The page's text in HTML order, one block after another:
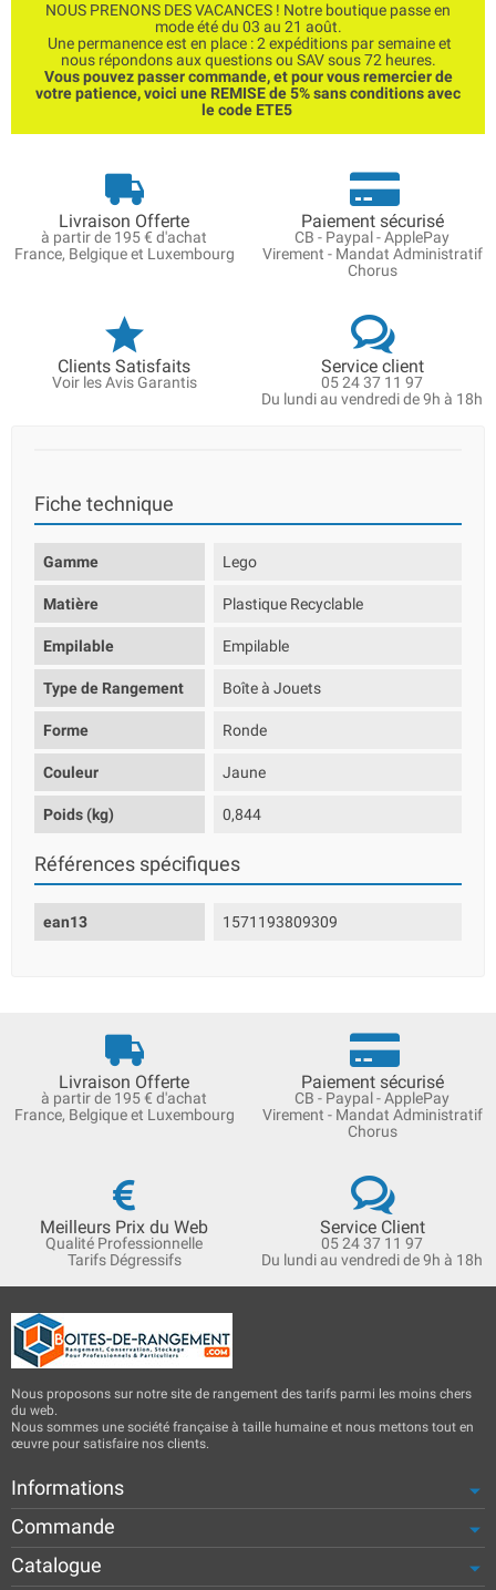
NOUS PRENONS DES VACANCES ! Notre boutique passe en
mode été du 03 au 21 août.
Une permanence est en place : 2 expéditions par semaine et
nous répondons aux questions ou SAV sous 72 heures.
Vous pouvez passer commande, et pour vous remercier de
votre patience, voici une REMISE de 5% sans conditions avec
le code ETE5
Livraison Offerte
à partir de 195 € d'achat
France, Belgique et Luxembourg
Paiement sécurisé
CB - Paypal - ApplePay
Virement - Mandat Administratif
Chorus
Clients Satisfaits
Voir les Avis Garantis
Service client
05 24 37 11 97
Du lundi au vendredi de 9h à 18h
Fiche technique
Gamme Lego
Matière Plastique Recyclable
Empilable Empilable
Type de Rangement Boîte à Jouets
Forme Ronde
Couleur Jaune
Poids (kg) 0,844
Références spécifiques
ean13 1571193809309
Livraison Offerte
à partir de 195 € d'achat
France, Belgique et Luxembourg
Paiement sécurisé
CB - Paypal - ApplePay
Virement - Mandat Administratif
Chorus
Meilleurs Prix du Web
Qualité Professionnelle
Tarifs Dégressifs
Service Client
05 24 37 11 97
Du lundi au vendredi de 9h à 18h
Nous proposons sur notre site de rangement des tarifs parmi les moins chers
du web.
Nous sommes une société française à taille humaine et nous mettons tout en
œuvre pour satisfaire nos clients.
Informations
Commande
Catalogue